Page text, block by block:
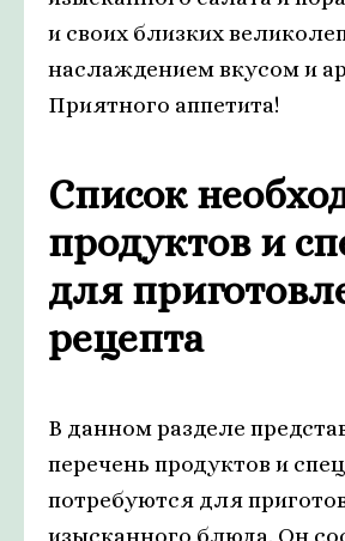
и своих близких
наслаждением вкусом и
Приятного аппетита!
Список
продуктов и
для
рецепта
В данном разделе
перечень продуктов и
потребуются для